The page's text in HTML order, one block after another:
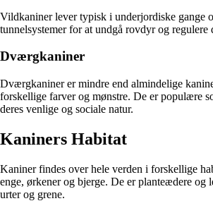
Vildkaniner lever typisk i underjordiske gange
tunnelsystemer for at undgå rovdyr og regulere
Dværgkaniner
Dværgkaniner er mindre end almindelige
forskellige farver og mønstre. De er populære
deres venlige og sociale natur.
Kaniners Habitat
Kaniner findes over hele verden i forskellige
enge, ørkener og bjerge. De er planteædere
urter og grene.